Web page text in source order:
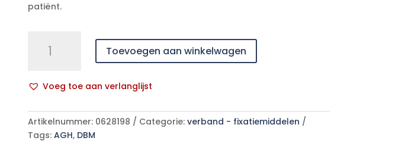
patiënt.
Groen
2436
Toevoegen aan winkelwagen
Voeg toe aan verlanglijst
l
t
e
Artikelnummer: 0628198 Categorie: verband - fixatiemiddelen
Tags: AGH, DBM